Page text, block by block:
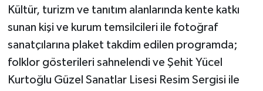
Kültür, turizm ve tanıtım alanlarında kente katkı
sunan kişi ve kurum temsilcileri ile fotoğraf
sanatçılarına plaket takdim edilen programda;
folklor gösterileri sahnelendi ve Şehit Yücel
Kurtoğlu Güzel Sanatlar Lisesi Resim Sergisi ile